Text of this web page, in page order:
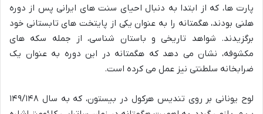
پارت ها، که از ابتدا به دنبال احیای سنت های ایرانی پس از دوره
هلنی بودند، هگمتانه را به عنوان یکی از پایتخت های تابستانی خود
برگزیدند. شواهد تاریخی و باستان شناسی، از جمله سکه های
مکشوفه، نشان می دهد که هگمتانه در این دوره به عنوان یک
ضرابخانه سلطنتی نیز عمل می کرده است.
لوح یونانی بر روی تندیس هرکول در بیستون، که به سال ۱۴۹/۱۴۸